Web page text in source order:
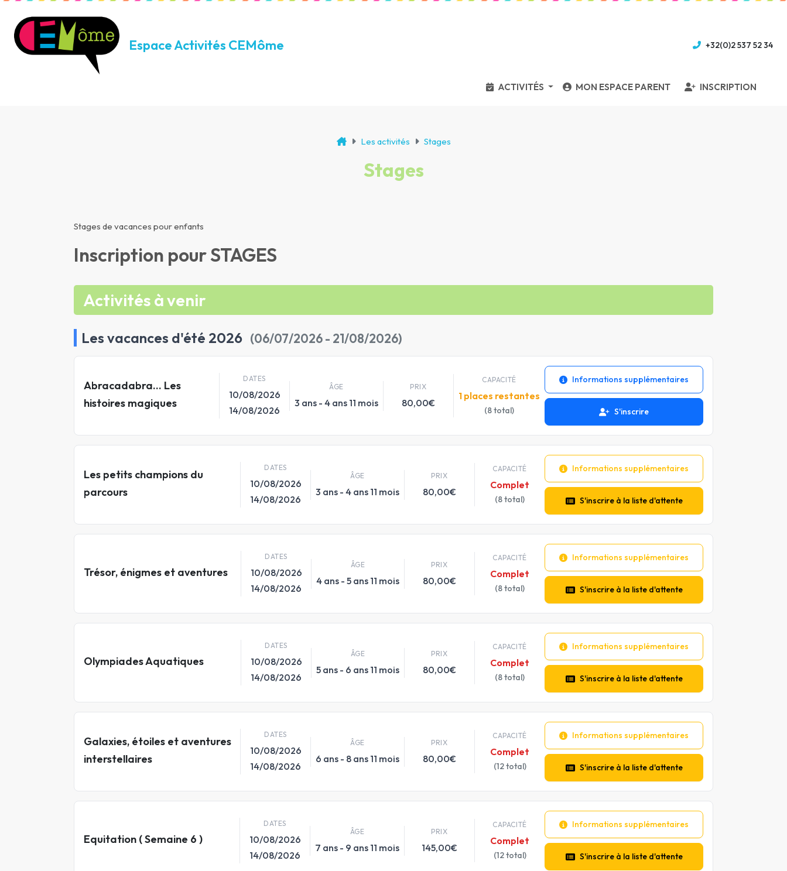
Espace Activités CEMôme +32(0)2 537 52 34
ACTIVITÉS MON ESPACE PARENT INSCRIPTION
Les activités Stages
Stages
Stages de vacances pour enfants
Inscription pour STAGES
Activités à venir
Les vacances d'été 2026 (06/07/2026 - 21/08/2026)
Abracadabra... Les
histoires magiques
DATES
10/08/2026
14/08/2026
ÂGE
3 ans - 4 ans 11 mois
PRIX
80,00€
CAPACITÉ
1 places restantes
(8 total)
Informations supplémentaires
S'inscrire
Les petits champions du
parcours
DATES
10/08/2026
14/08/2026
ÂGE
3 ans - 4 ans 11 mois
PRIX
80,00€
CAPACITÉ
Complet
(8 total)
Informations supplémentaires
S'inscrire à la liste d'attente
Trésor, énigmes et aventures
DATES
10/08/2026
14/08/2026
ÂGE
4 ans - 5 ans 11 mois
PRIX
80,00€
CAPACITÉ
Complet
(8 total)
Informations supplémentaires
S'inscrire à la liste d'attente
Olympiades Aquatiques
DATES
10/08/2026
14/08/2026
ÂGE
5 ans - 6 ans 11 mois
PRIX
80,00€
CAPACITÉ
Complet
(8 total)
Informations supplémentaires
S'inscrire à la liste d'attente
Galaxies, étoiles et aventures
interstellaires
DATES
10/08/2026
14/08/2026
ÂGE
6 ans - 8 ans 11 mois
PRIX
80,00€
CAPACITÉ
Complet
(12 total)
Informations supplémentaires
S'inscrire à la liste d'attente
Equitation ( Semaine 6 )
DATES
10/08/2026
14/08/2026
ÂGE
7 ans - 9 ans 11 mois
PRIX
145,00€
CAPACITÉ
Complet
(12 total)
Informations supplémentaires
S'inscrire à la liste d'attente